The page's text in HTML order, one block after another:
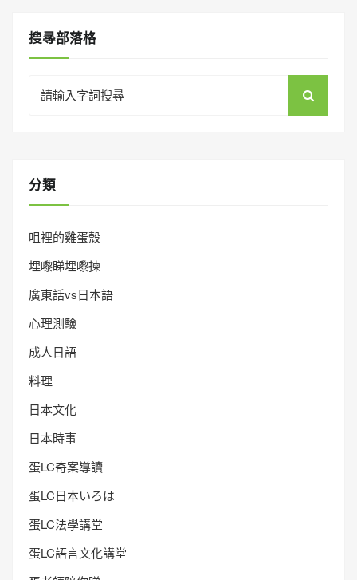
搜㝷部落格
for:
分類
咀裡的雞蛋殼
埋嚟睇埋嚟揀
廣東話vs日本語
心理測驗
成人日語
料理
日本文化
日本時事
蛋LC奇案導讀
蛋LC日本いろは
蛋LC法學講堂
蛋LC語言文化講堂